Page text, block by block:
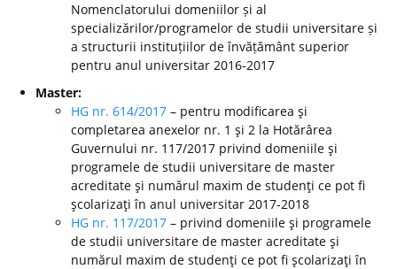
Nomenclatorului domeniilor și al
specializărilor/programelor de studii universitare și
a structurii instituțiilor de învățământ superior
pentru anul universitar 2016-2017
Master:
HG nr. 614/2017 – pentru modificarea şi
completarea anexelor nr. 1 şi 2 la Hotărârea
Guvernului nr. 117/2017 privind domeniile şi
programele de studii universitare de master
acreditate şi numărul maxim de studenţi ce pot fi
şcolarizaţi în anul universitar 2017-2018
HG nr. 117/2017 – privind domeniile şi programele
de studii universitare de master acreditate şi
numărul maxim de studenţi ce pot fi şcolarizaţi în